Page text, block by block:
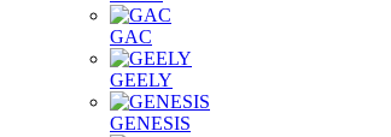
GAC
GEELY
GENESIS